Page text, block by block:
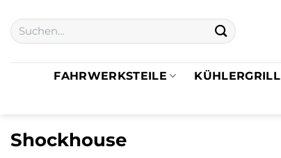
Inhalt
springen
Suchen
nach:
FAHRWERKSTEILE KÜHLERGRILL
Shockhouse